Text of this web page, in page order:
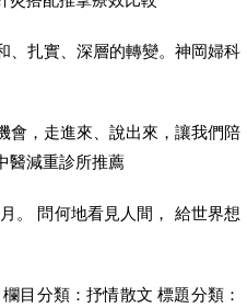
、扎實、深層的轉變。神岡婦科
會，走進來、說出來，讓我們陪
醫減重診所推薦
。 問何地看見人間， 給世界想
目分類：抒情散文 標題分類：